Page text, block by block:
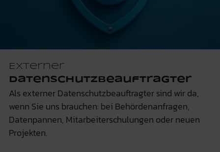
Externer
Datenschutzbeauftragter
Als externer Datenschutzbeauftragter sind wir da,
wenn Sie uns brauchen: bei Behördenanfragen,
Datenpannen, Mitarbeiterschulungen oder neuen
Projekten.